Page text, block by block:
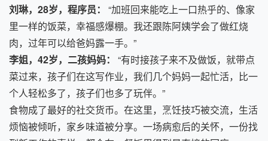
刘琳，28岁，程序员：
“加班回来能吃上一口热乎的、像家
里一样的饭菜，幸福感爆棚。我还跟陈阿姨学会了做红烧
肉，过年可以给爸妈露一手。”
李姐，42岁，二孩妈妈：
“有时接孩子来不及做饭，就带点
菜过来，孩子们在这写作业，我们几个妈妈一起忙活，比一
个人轻松多了，孩子们也多了玩伴。”
食物成了最好的社交货币。在这里，烹饪技巧被交流，生活
烦恼被倾听，家乡味道被分享。一场病愈后的关怀，一份找